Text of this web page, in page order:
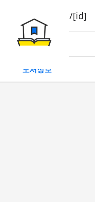
book/rent/[id]
대여
도서정보